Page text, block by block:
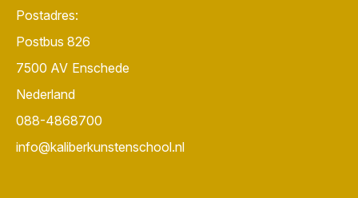
Postadres:
Postbus 826
7500 AV Enschede
Nederland
088-4868700
info@kaliberkunstenschool.nl